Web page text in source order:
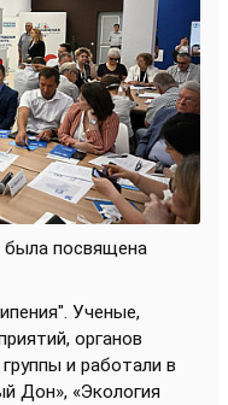
была посвящена
Ученые,
органов
и работали в
Дон», «Экология